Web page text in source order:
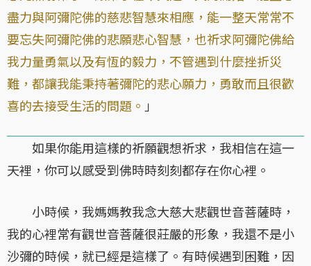
盡力與阿彌陀佛的慈悲智慧來相應，能一整天常常不
要忘失阿彌陀佛的悲願悲心智慧，也祈求阿彌陀佛給
我力量勇氣以及有恆的毅力，不管遇到什麼挫折災
難，都讓我能秉持著彌陀的悲心願力，勇敢而且很歡
喜的去接受生活的問題。 」
如果你能用這樣的祈願觀想祈求，我相信在這一
天裡，你可以感受到佛時時刻刻都存在你心裡。
小時候，我媽媽教我念大慈大悲觀世音菩薩時，
我的心裡常有觀世音菩薩很莊嚴的形象，我還不是小
沙彌的時候，就已經是這樣了。有時候遇到困難，因